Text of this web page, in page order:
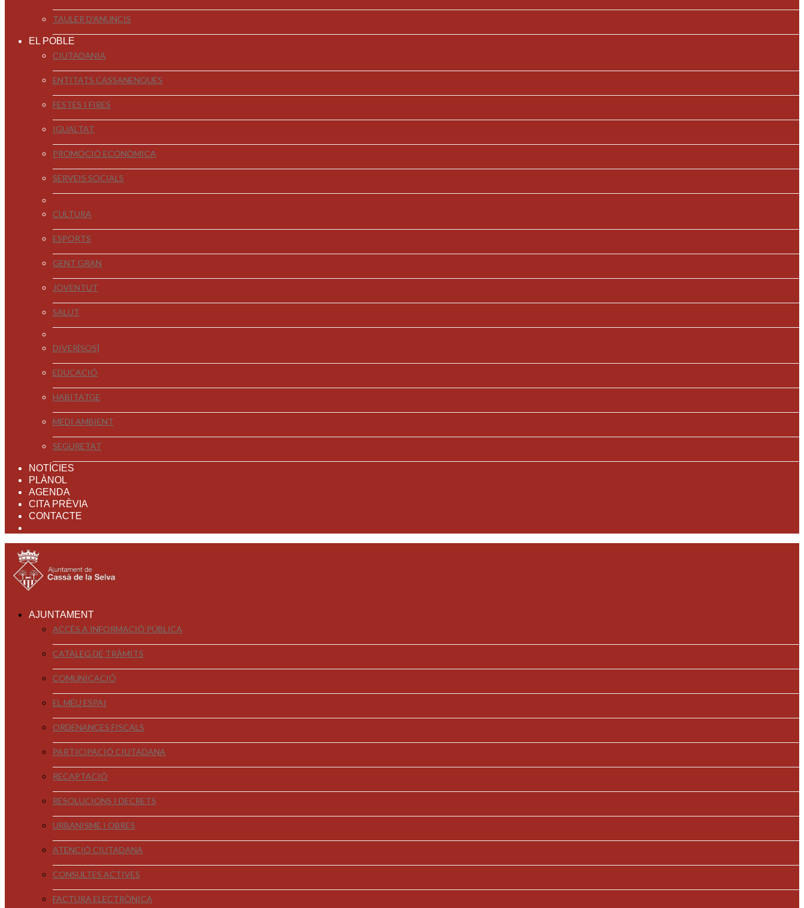
TAULER D'ANUNCIS
EL POBLE
CIUTADANIA
ENTITATS CASSANENQUES
FESTES I FIRES
IGUALTAT
PROMOCIÓ ECONÒMICA
SERVEIS SOCIALS
CULTURA
ESPORTS
GENT GRAN
JOVENTUT
SALUT
DIVER[SOS]
EDUCACIÓ
HABITATGE
MEDI AMBIENT
SEGURETAT
NOTÍCIES
PLÀNOL
AGENDA
CITA PRÈVIA
CONTACTE
AJUNTAMENT
ACCÉS A INFORMACIÓ PÚBLICA
CATÀLEG DE TRÀMITS
COMUNICACIÓ
EL MEU ESPAI
ORDENANCES FISCALS
PARTICIPACIÓ CIUTADANA
RECAPTACIÓ
RESOLUCIONS I DECRETS
URBANISME I OBRES
ATENCIÓ CIUTADANA
CONSULTES ACTIVES
FACTURA ELECTRÒNICA